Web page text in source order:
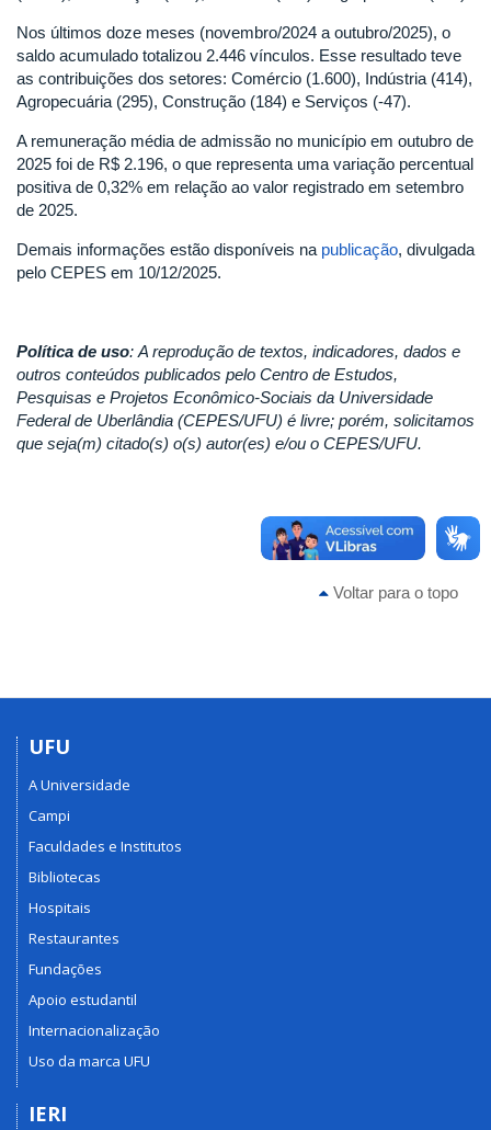
Nos últimos doze meses (novembro/2024 a outubro/2025), o
saldo acumulado totalizou 2.446 vínculos. Esse resultado teve
as contribuições dos setores: Comércio (1.600), Indústria (414),
Agropecuária (295), Construção (184) e Serviços (-47).
A remuneração média de admissão no município em outubro de
2025 foi de R$ 2.196, o que representa uma variação percentual
positiva de 0,32% em relação ao valor registrado em setembro
de 2025.
Demais informações estão disponíveis na publicação, divulgada
pelo CEPES em 10/12/2025.
Política de uso: A reprodução de textos, indicadores, dados e
outros conteúdos publicados pelo Centro de Estudos,
Pesquisas e Projetos Econômico-Sociais da Universidade
Federal de Uberlândia (CEPES/UFU) é livre; porém, solicitamos
que seja(m) citado(s) o(s) autor(es) e/ou o CEPES/UFU.
Voltar para o topo
UFU
A Universidade
Campi
Faculdades e Institutos
Bibliotecas
Hospitais
Restaurantes
Fundações
Apoio estudantil
Internacionalização
Uso da marca UFU
IERI